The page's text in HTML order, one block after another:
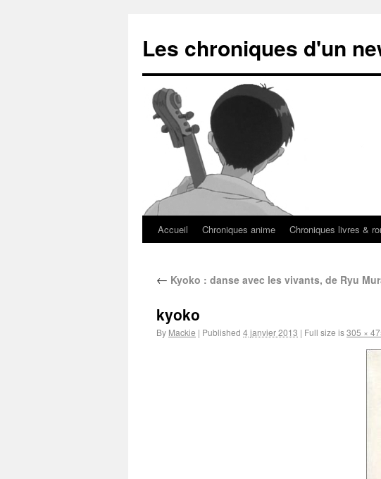
Les chroniques d'un
Accueil Chroniques anime Chroniques livres &
← Kyoko : danse avec les vivants, de Ryu
kyoko
By Mackie | Published 4 janvier 2013 | Full size is305 ×